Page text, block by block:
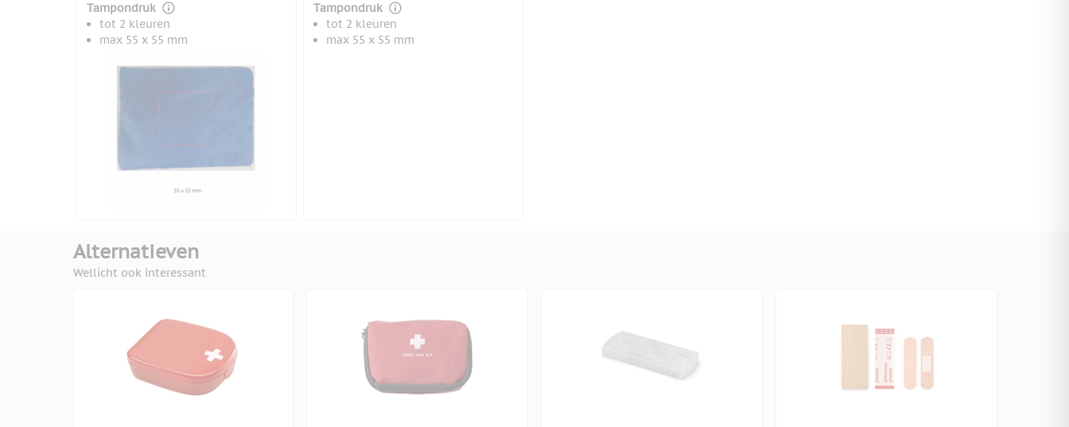
Tampondruk
tot 2 kleuren
max 55 x 55 mm
Tampondruk
tot 2 kleuren
max 55 x 55 mm
Alternatieven
Wellicht ook interessant